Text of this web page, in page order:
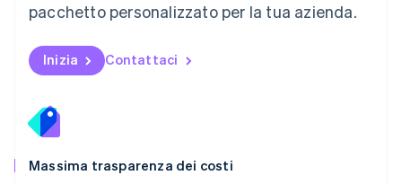
pacchetto personalizzato per la tua azienda.
Inizia Contattaci
Massima trasparenza dei costi
NederlandsEnglish
English
Portogallo
RAS di Hong Kong, Cina
English
English